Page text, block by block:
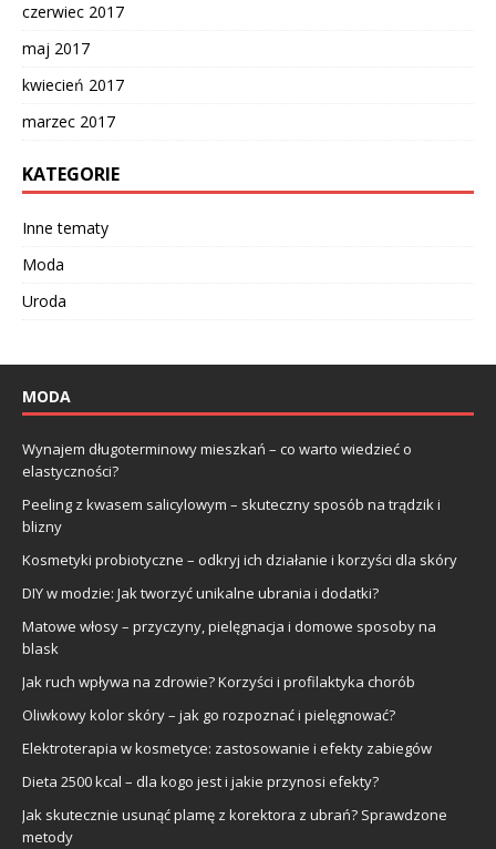
czerwiec 2017
maj 2017
kwiecień 2017
marzec 2017
KATEGORIE
Inne tematy
Moda
Uroda
MODA
Wynajem długoterminowy mieszkań – co warto wiedzieć o
elastyczności?
Peeling z kwasem salicylowym – skuteczny sposób na trądzik i
blizny
Kosmetyki probiotyczne – odkryj ich działanie i korzyści dla skóry
DIY w modzie: Jak tworzyć unikalne ubrania i dodatki?
Matowe włosy – przyczyny, pielęgnacja i domowe sposoby na
blask
Jak ruch wpływa na zdrowie? Korzyści i profilaktyka chorób
Oliwkowy kolor skóry – jak go rozpoznać i pielęgnować?
Elektroterapia w kosmetyce: zastosowanie i efekty zabiegów
Dieta 2500 kcal – dla kogo jest i jakie przynosi efekty?
Jak skutecznie usunąć plamę z korektora z ubrań? Sprawdzone
metody